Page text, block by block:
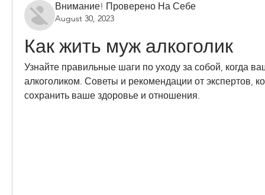
Внимание! Проверено На Себе
August 30, 2023
Как жить муж алкоголик
Узнайте правильные шаги по уходу за собой, когда
алкоголиком. Советы и рекомендации от экспертов,
сохранить ваше здоровье и отношения.